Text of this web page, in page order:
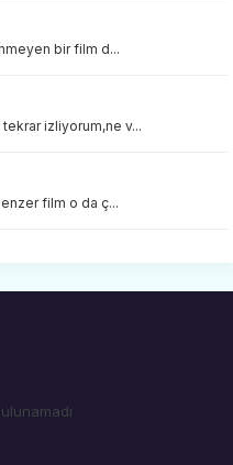
bir film d...
izliyorum,ne v...
film o da ç...